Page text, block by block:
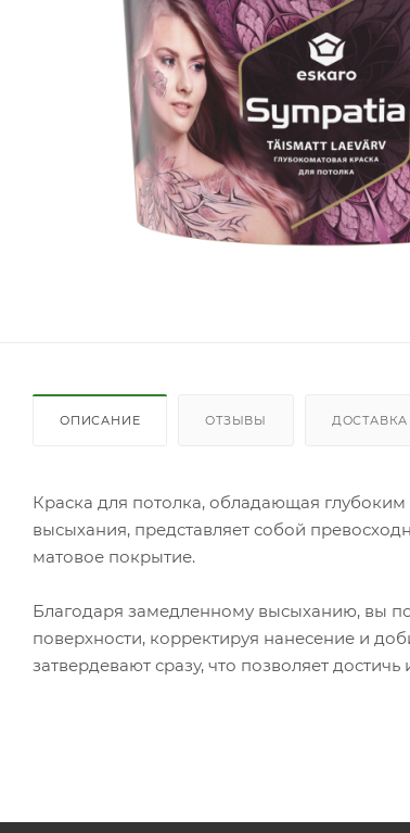
ОПИСАНИЕ ОТЗЫВЫ ДОСТАВКА
Краска для потолка, обладающая
высыхания, представляет собой
матовое покрытие.
Благодаря замедленному высыханию, вы
поверхности, корректируя нанесение и
затвердевают сразу, что позволяет достичь